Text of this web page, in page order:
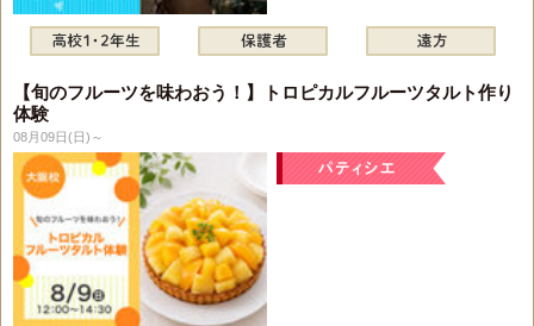
【旬のフルーツを味わおう！】トロピカルフルーツタルト作り
体験
08月09日(日)～